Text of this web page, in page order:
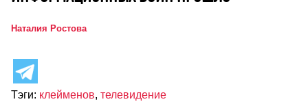
Наталия Ростова
Тэги: клейменов, телевидение